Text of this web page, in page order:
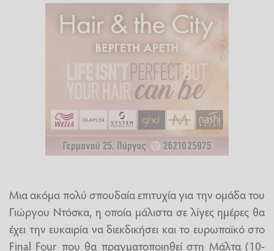
Μια ακόμα πολύ σπουδαία επιτυχία για την ομάδα του
Γιώργου Ντόσκα, η οποία μάλιστα σε λίγες ημέρες θα
έχει την ευκαιρία να διεκδικήσει και το ευρωπαϊκό στο
Final Four που θα πραγματοποιηθεί στη Μάλτα (10-